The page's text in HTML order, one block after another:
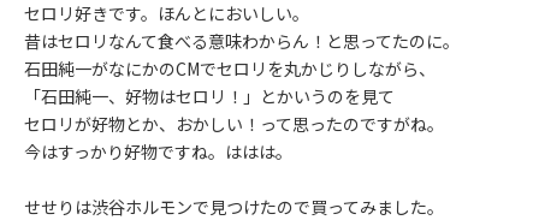
セロリ好きです。ほんとにおいしい。
昔はセロリなんて食べる意味わからん！と思ってたのに。
石田純一がなにかのCMでセロリを丸かじりしながら、
「石田純一、好物はセロリ！」とかいうのを見て
セロリが好物とか、おかしい！って思ったのですがね。
今はすっかり好物ですね。ははは。
せせりは渋谷ホルモンで見つけたので買ってみました。